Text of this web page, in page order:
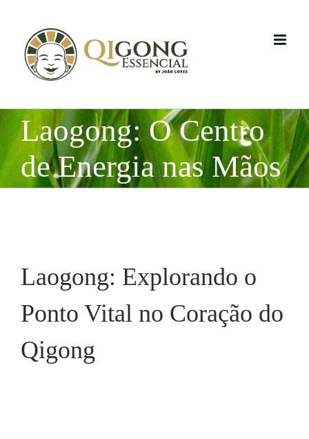
content
Laogong: O Centro
de Energia nas Mãos
Laogong: Explorando o
Ponto Vital no Coração do
Qigong